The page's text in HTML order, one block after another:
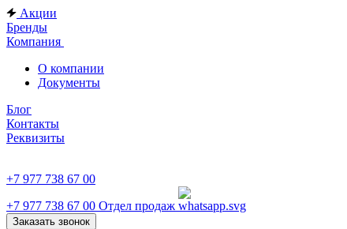
Акции
Бренды
Компания
О компании
Документы
Блог
Контакты
Реквизиты
+7 977 738 67 00
+7 977 738 67 00 Отдел продаж
Заказать звонок